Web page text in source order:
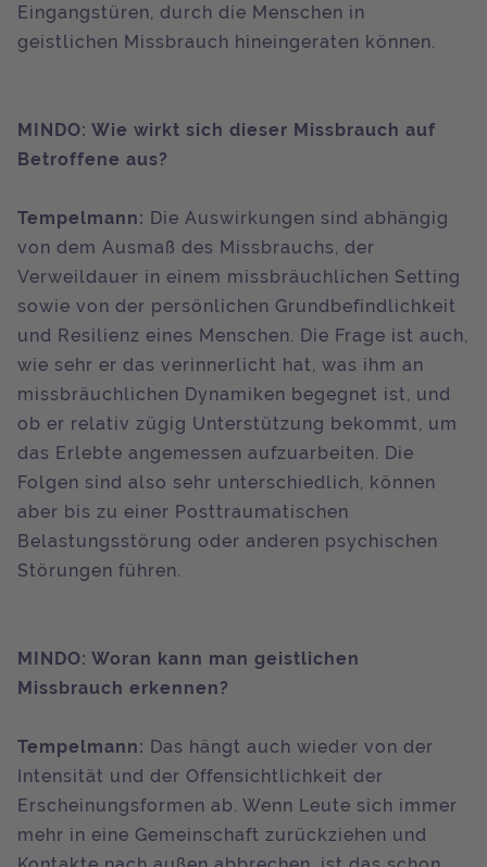
Eingangstüren, durch die Menschen in
geistlichen Missbrauch hineingeraten können.
MINDO: Wie wirkt sich dieser Missbrauch auf
Betroffene aus?
Tempelmann: Die Auswirkungen sind abhängig
von dem Ausmaß des Missbrauchs, der
Verweildauer in einem missbräuchlichen Setting
sowie von der persönlichen Grundbefindlichkeit
und Resilienz eines Menschen. Die Frage ist auch,
wie sehr er das verinnerlicht hat, was ihm an
missbräuchlichen Dynamiken begegnet ist, und
ob er relativ zügig Unterstützung bekommt, um
das Erlebte angemessen aufzuarbeiten. Die
Folgen sind also sehr unterschiedlich, können
aber bis zu einer Posttraumatischen
Belastungsstörung oder anderen psychischen
Störungen führen.
MINDO: Woran kann man geistlichen
Missbrauch erkennen?
Tempelmann: Das hängt auch wieder von der
Intensität und der Offensichtlichkeit der
Erscheinungsformen ab. Wenn Leute sich immer
mehr in eine Gemeinschaft zurückziehen und